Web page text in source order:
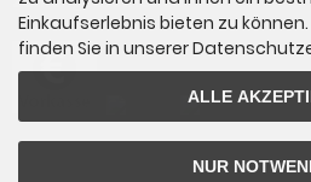
Einkaufserlebnis bieten zu
finden Sie in unserer
ALLE
NUR